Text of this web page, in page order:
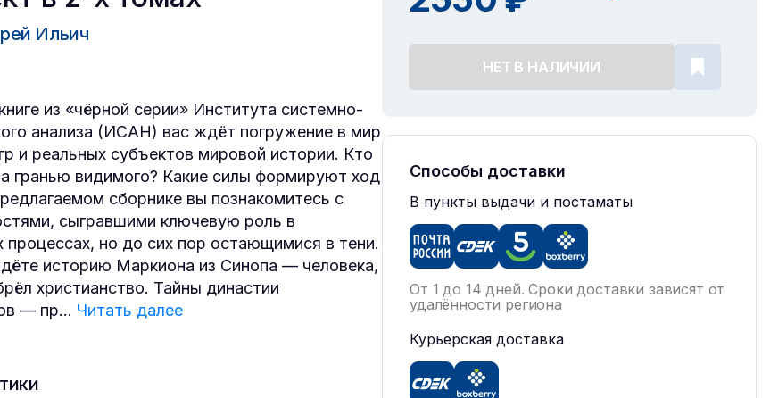
Ильич
из «чёрной серии» Института системно-
анализа (ИСАН) вас ждёт погружение в мир
и реальных субъектов мировой истории. Кто
гранью видимого? Какие силы формируют ход
сборнике вы познакомитесь с
сыгравшими ключевую роль в
процессах, но до сих пор остающимися в тени.
историю Маркиона из Синопа — человека,
христианство. Тайны династии
— пр... Читать далее
НЕТ В НАЛИЧИИ
Способы доставки
В пункты выдачи и постаматы
От 1 до 14 дней. Сроки доставки зависят от
удалённости региона
Курьерская доставка